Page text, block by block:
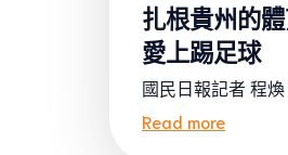
扎根貴州的
愛上踢足球
國民日報記者 程
Read more